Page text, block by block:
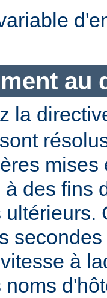
au
la
mises
des fins
à